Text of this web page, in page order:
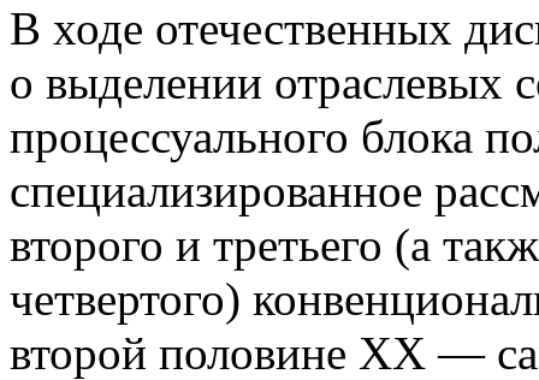
В ходе отечественных
о выделении отраслевых
процессуального блока
специализированное
второго и третьего (а
четвертого)
второй половине XX —